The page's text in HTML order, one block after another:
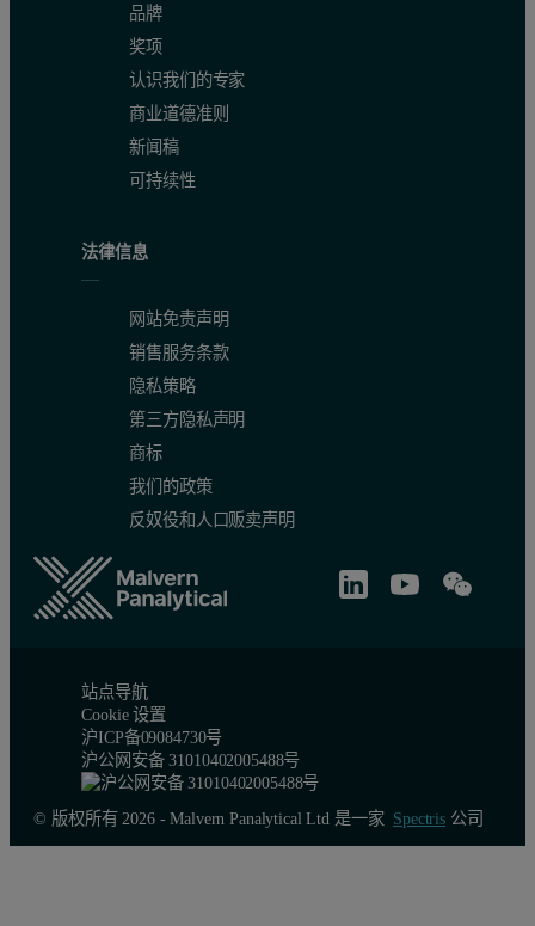
品牌
奖项
认识我们的专家
商业道德准则
新闻稿
可持续性
法律信息
网站免责声明
销售服务条款
隐私策略
第三方隐私声明
商标
我们的政策
反奴役和人口贩卖声明
站点导航
Cookie 设置
沪ICP备09084730号
沪公网安备 31010402005488号
© 版权所有 2026 - Malvern Panalytical Ltd 是一家 Spectris公司